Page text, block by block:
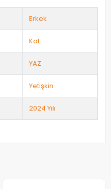
Erkek
Kot
YAZ
Yetişkin
2024 Yılı